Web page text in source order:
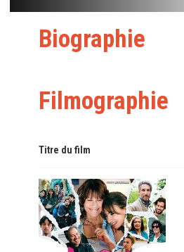
Biographie
Filmographie
Titre du film